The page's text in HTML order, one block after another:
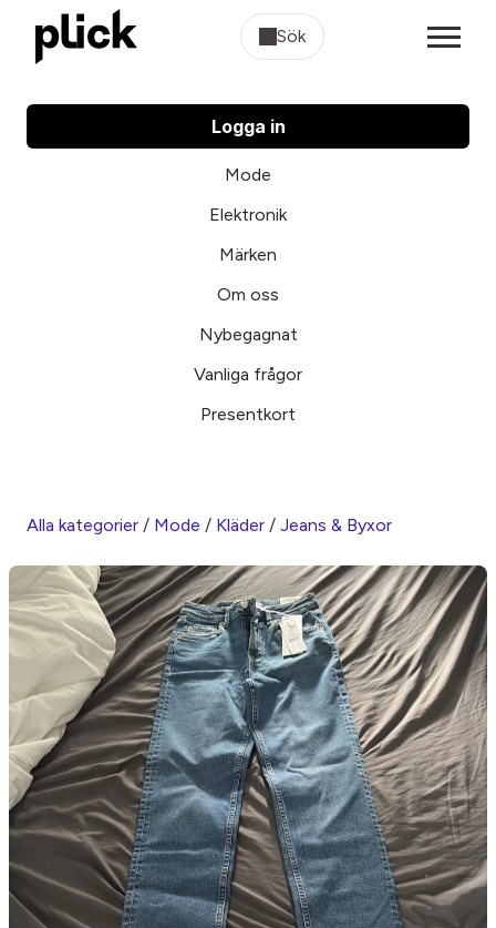
Sök
Logga in
Mode
Elektronik
Märken
Om oss
Nybegagnat
Vanliga frågor
Presentkort
Alla kategorier / Mode / Kläder / Jeans & Byxor